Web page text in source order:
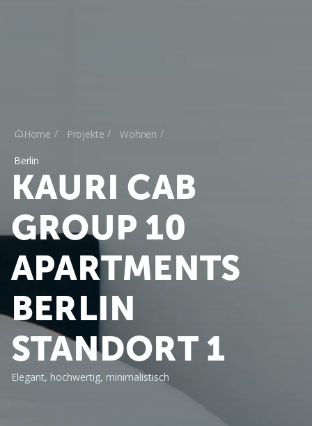
 Home Projekte Wohnen
Berlin
KAURI CAB
GROUP 10
APARTMENTS
BERLIN
STANDORT 1
Elegant, hochwertig, minimalistisch